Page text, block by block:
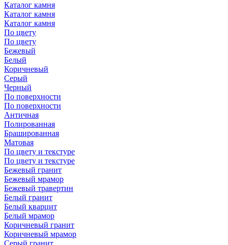
Каталог камня
Каталог камня
Каталог камня
По цвету
По цвету
Бежевый
Белый
Коричневый
Серый
Черный
По поверхности
По поверхности
Античная
Полированная
Брашированная
Матовая
По цвету и текстуре
По цвету и текстуре
Бежевый гранит
Бежевый мрамор
Бежевый травертин
Белый гранит
Белый кварцит
Белый мрамор
Коричневый гранит
Коричневый мрамор
Серый гранит